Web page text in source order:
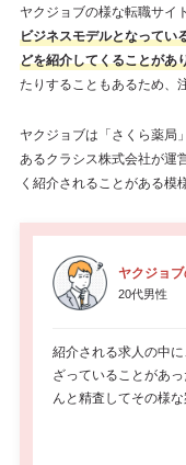
ヤクジョブの様な転職サイ
ビジネスモデルとなってい
どを紹介してくることがあ
たりすることもあるため、
ヤクジョブは「さくら薬局
あるクラシス株式会社が運
く紹介されることがある模
ヤクジョ
20代男性
紹介される求人の中
ざっていることがあ
んと精査してその様